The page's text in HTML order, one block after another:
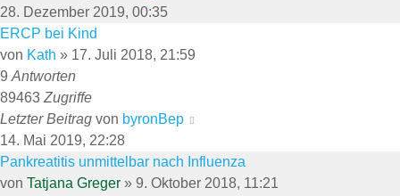
28. Dezember 2019, 00:35
ERCP bei Kind
von Kath » 17. Juli 2018, 21:59
9 Antworten
89463 Zugriffe
Letzter Beitrag von byronBep
14. Mai 2019, 22:28
Pankreatitis unmittelbar nach Influenza
von Tatjana Greger » 9. Oktober 2018, 11:21